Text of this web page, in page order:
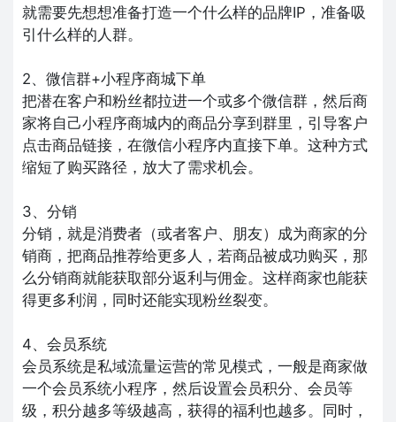
就需要先想想准备打造一个什么样的品牌IP，准备吸
引什么样的人群。
2、微信群+小程序商城下单
把潜在客户和粉丝都拉进一个或多个微信群，然后商
家将自己小程序商城内的商品分享到群里，引导客户
点击商品链接，在微信小程序内直接下单。这种方式
缩短了购买路径，放大了需求机会。
3、分销
分销，就是消费者（或者客户、朋友）成为商家的分
销商，把商品推荐给更多人，若商品被成功购买，那
么分销商就能获取部分返利与佣金。这样商家也能获
得更多利润，同时还能实现粉丝裂变。
4、会员系统
会员系统是私域流量运营的常见模式，一般是商家做
一个会员系统小程序，然后设置会员积分、会员等
级，积分越多等级越高，获得的福利也越多。同时，